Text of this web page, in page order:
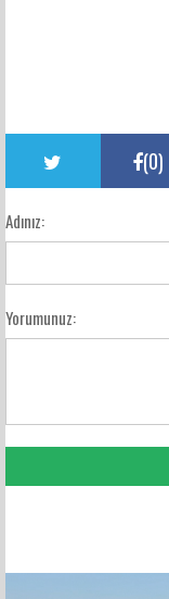
(0)
Adınız:
Yorumunuz: